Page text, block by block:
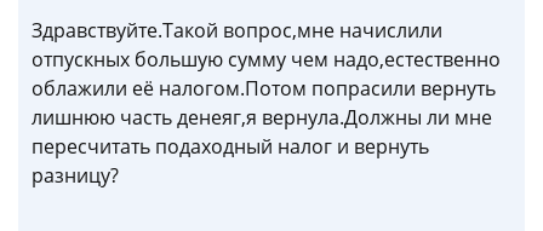
Здравствуйте.Такой вопрос,мне начислили
отпускных большую сумму чем надо,естественно
облажили её налогом.Потом попрасили вернуть
лишнюю часть денеяг,я вернула.Должны ли мне
пересчитать подаходный налог и вернуть
разницу?